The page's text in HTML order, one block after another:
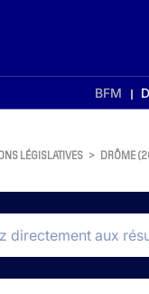
BFM
LÉGISLATIVES > DRÔME